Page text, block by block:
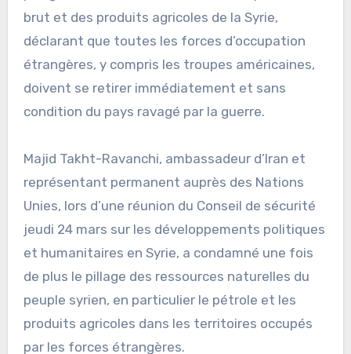
brut et des produits agricoles de la Syrie,
déclarant que toutes les forces d’occupation
étrangères, y compris les troupes américaines,
doivent se retirer immédiatement et sans
condition du pays ravagé par la guerre.
Majid Takht-Ravanchi, ambassadeur d’Iran et
représentant permanent auprès des Nations
Unies, lors d’une réunion du Conseil de sécurité
jeudi 24 mars sur les développements politiques
et humanitaires en Syrie, a condamné une fois
de plus le pillage des ressources naturelles du
peuple syrien, en particulier le pétrole et les
produits agricoles dans les territoires occupés
par les forces étrangères.